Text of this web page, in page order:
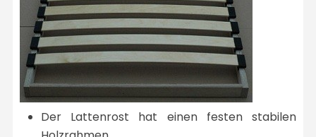
Der Lattenrost hat einen festen stabilen